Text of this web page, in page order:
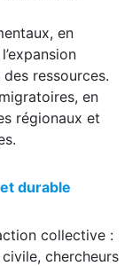
en
ressources.
en
régionaux et
durable
collective :
chercheurs